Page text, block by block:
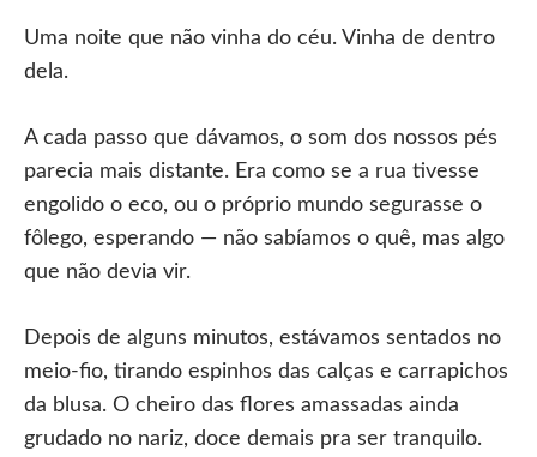
Uma noite que não vinha do céu. Vinha de dentro
dela.
A cada passo que dávamos, o som dos nossos pés
parecia mais distante. Era como se a rua tivesse
engolido o eco, ou o próprio mundo segurasse o
fôlego, esperando — não sabíamos o quê, mas algo
que não devia vir.
Depois de alguns minutos, estávamos sentados no
meio-fio, tirando espinhos das calças e carrapichos
da blusa. O cheiro das flores amassadas ainda
grudado no nariz, doce demais pra ser tranquilo.